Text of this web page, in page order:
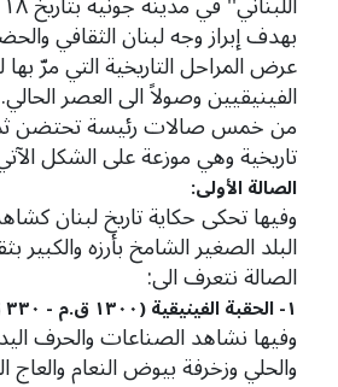
بهدف إبراز وجه لبنان الثقافي
عرض المراحل التاريخية التي مرّ
الفينيقيين وصولاً الى العصر
من خمس صالات رئيسة تحتضن
تاريخية وهي موزعة على الشكل
الصالة الأولى:
وفيها تحكى حكاية تاريخ لبنان
البلد الصغير الشامخ بأرزه والكبير
الصالة نتعرف الى:
١- الحقبة الفينيقية (١٣٠٠ ق.م - ٣٣٠ ق.م)
وفيها نشاهد الصناعات والحرف
والحلي وزخرفة بيوض النعام